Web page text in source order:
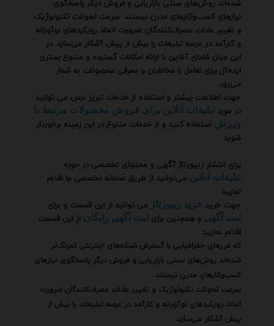
شده‌اند روش‌های سنتی بازاریابی و فروش دیگر پاسخگوی
نیازهای کسب‌وکارهای مدرن نیستند. سرعت تحولات تکنولوژیک
و تغییر عادات مصرف‌کنندگان ضرورت اتخاذ رویکردهای نوآورانه
و کارآمد در عرصه تبلیغات را بیش از پیش آشکار می‌سازد. در
این میان فضای آنلاین با ارائه امکانات گسترده و متنوع بستری
ایده‌آل برای تعامل با مخاطبان و معرفی محصولات به شمار
می‌رود.
جهت اطلاعات بیشتر و استفاده از خدمات تبریز نرس می توانید
در مورد تبلیغات آنلاین برای فروش محصولات مرتبط با
ورزش استفاده کنید و از خدمات متنوع در این زمینه برخوردار
شوید
برای انتشار ریپورتاژ آگهی و محتوای تخصصی در حوزه
تبلیغات آنلاین می‌توانید از طریق سامانه تخصصی ما اقدام
نمایید
جهت خرید خرید ریپورتاژ می توانید از این قسمت و برای
ثبت آگهی و همچنین برای ثبت آگهی رایگان از این قسمت
اقدام نمایید
که مرزهای جغرافیایی با گسترش شبکه‌های اینترنتی کمرنگ‌تر
شده‌اند روش‌های سنتی بازاریابی و فروش دیگر پاسخگوی نیازهای
کسب‌وکارهای مدرن نیستند.
سرعت تحولات تکنولوژیک و تغییر عادات مصرف‌کنندگان ضرورت
اتخاذ رویکردهای نوآورانه و کارآمد در عرصه تبلیغات را بیش از
پیش آشکار می‌سازد.